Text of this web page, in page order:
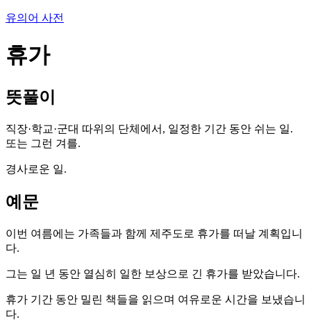
유의어 사전
휴가
뜻풀이
직장·학교·군대 따위의 단체에서, 일정한 기간 동안 쉬는 일.
또는 그런 겨를.
경사로운 일.
예문
이번 여름에는 가족들과 함께 제주도로 휴가를 떠날 계획입니
다.
그는 일 년 동안 열심히 일한 보상으로 긴 휴가를 받았습니다.
휴가 기간 동안 밀린 책들을 읽으며 여유로운 시간을 보냈습니
다.